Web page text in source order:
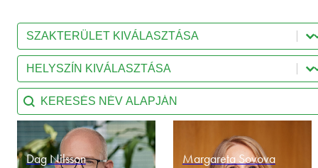
Team - Practice Area
Select content
Team - Location
Select content
Team - Search by name
Search content
Dag Nilsson Margareta Sovova